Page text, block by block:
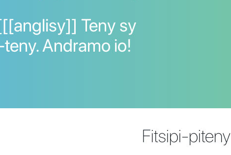
Teny sy
Andramo io!
Fitsipi-piteny